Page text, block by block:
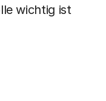
wichtig ist